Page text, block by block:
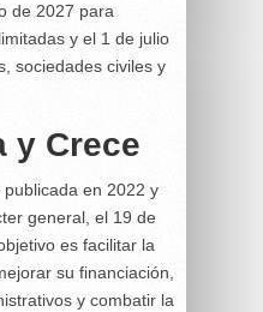
de 2027 para
y el 1 de julio
sociedades civiles y
y Crece
en 2022 y
general, el 19 de
es facilitar la
su financiación,
y combatir la